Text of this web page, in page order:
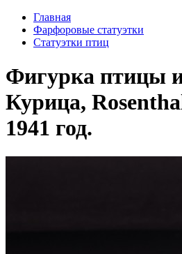
Главная
Фарфоровые статуэтки
Cтатуэтки птиц
Фигурка птицы
Курица,
1941 год.